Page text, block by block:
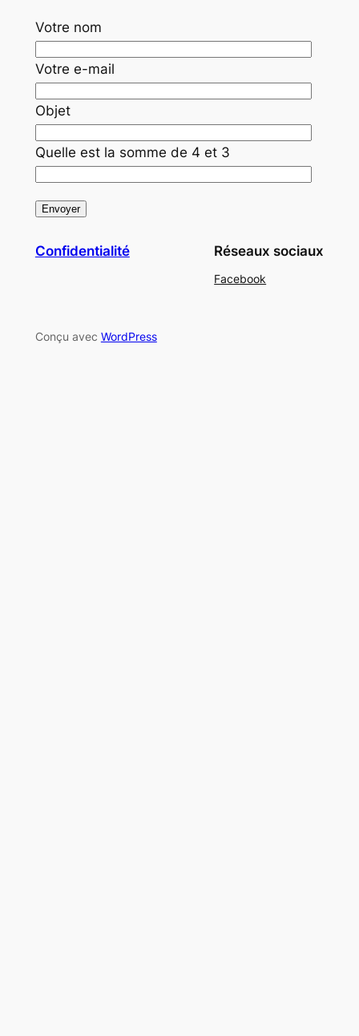
Votre nom
Votre e-mail
Objet
Quelle est la somme de 4 et 3
Confidentialité Réseaux sociaux
Facebook
Conçu avec WordPress